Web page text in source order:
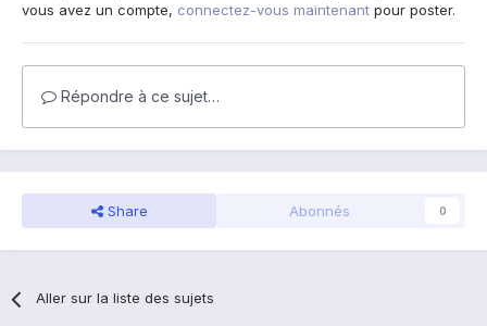
vous avez un compte, connectez-vous maintenant pour poster.
Répondre à ce sujet…
Share Abonnés 0
Aller sur la liste des sujets